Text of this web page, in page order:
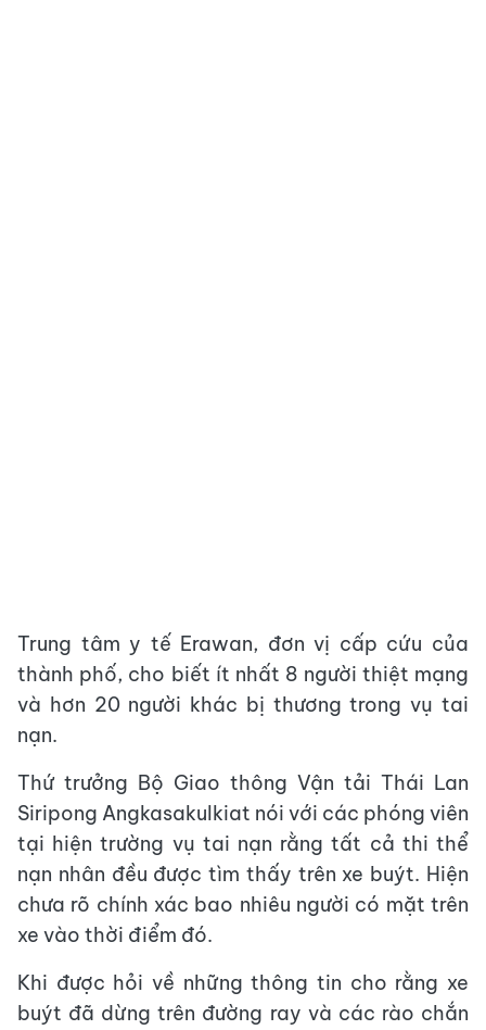
Trung tâm y tế Erawan, đơn vị cấp cứu của
thành phố, cho biết ít nhất 8 người thiệt mạng
và hơn 20 người khác bị thương trong vụ tai
nạn.
Thứ trưởng Bộ Giao thông Vận tải Thái Lan
Siripong Angkasakulkiat nói với các phóng viên
tại hiện trường vụ tai nạn rằng tất cả thi thể
nạn nhân đều được tìm thấy trên xe buýt. Hiện
chưa rõ chính xác bao nhiêu người có mặt trên
xe vào thời điểm đó.
Khi được hỏi về những thông tin cho rằng xe
buýt đã dừng trên đường ray và các rào chắn